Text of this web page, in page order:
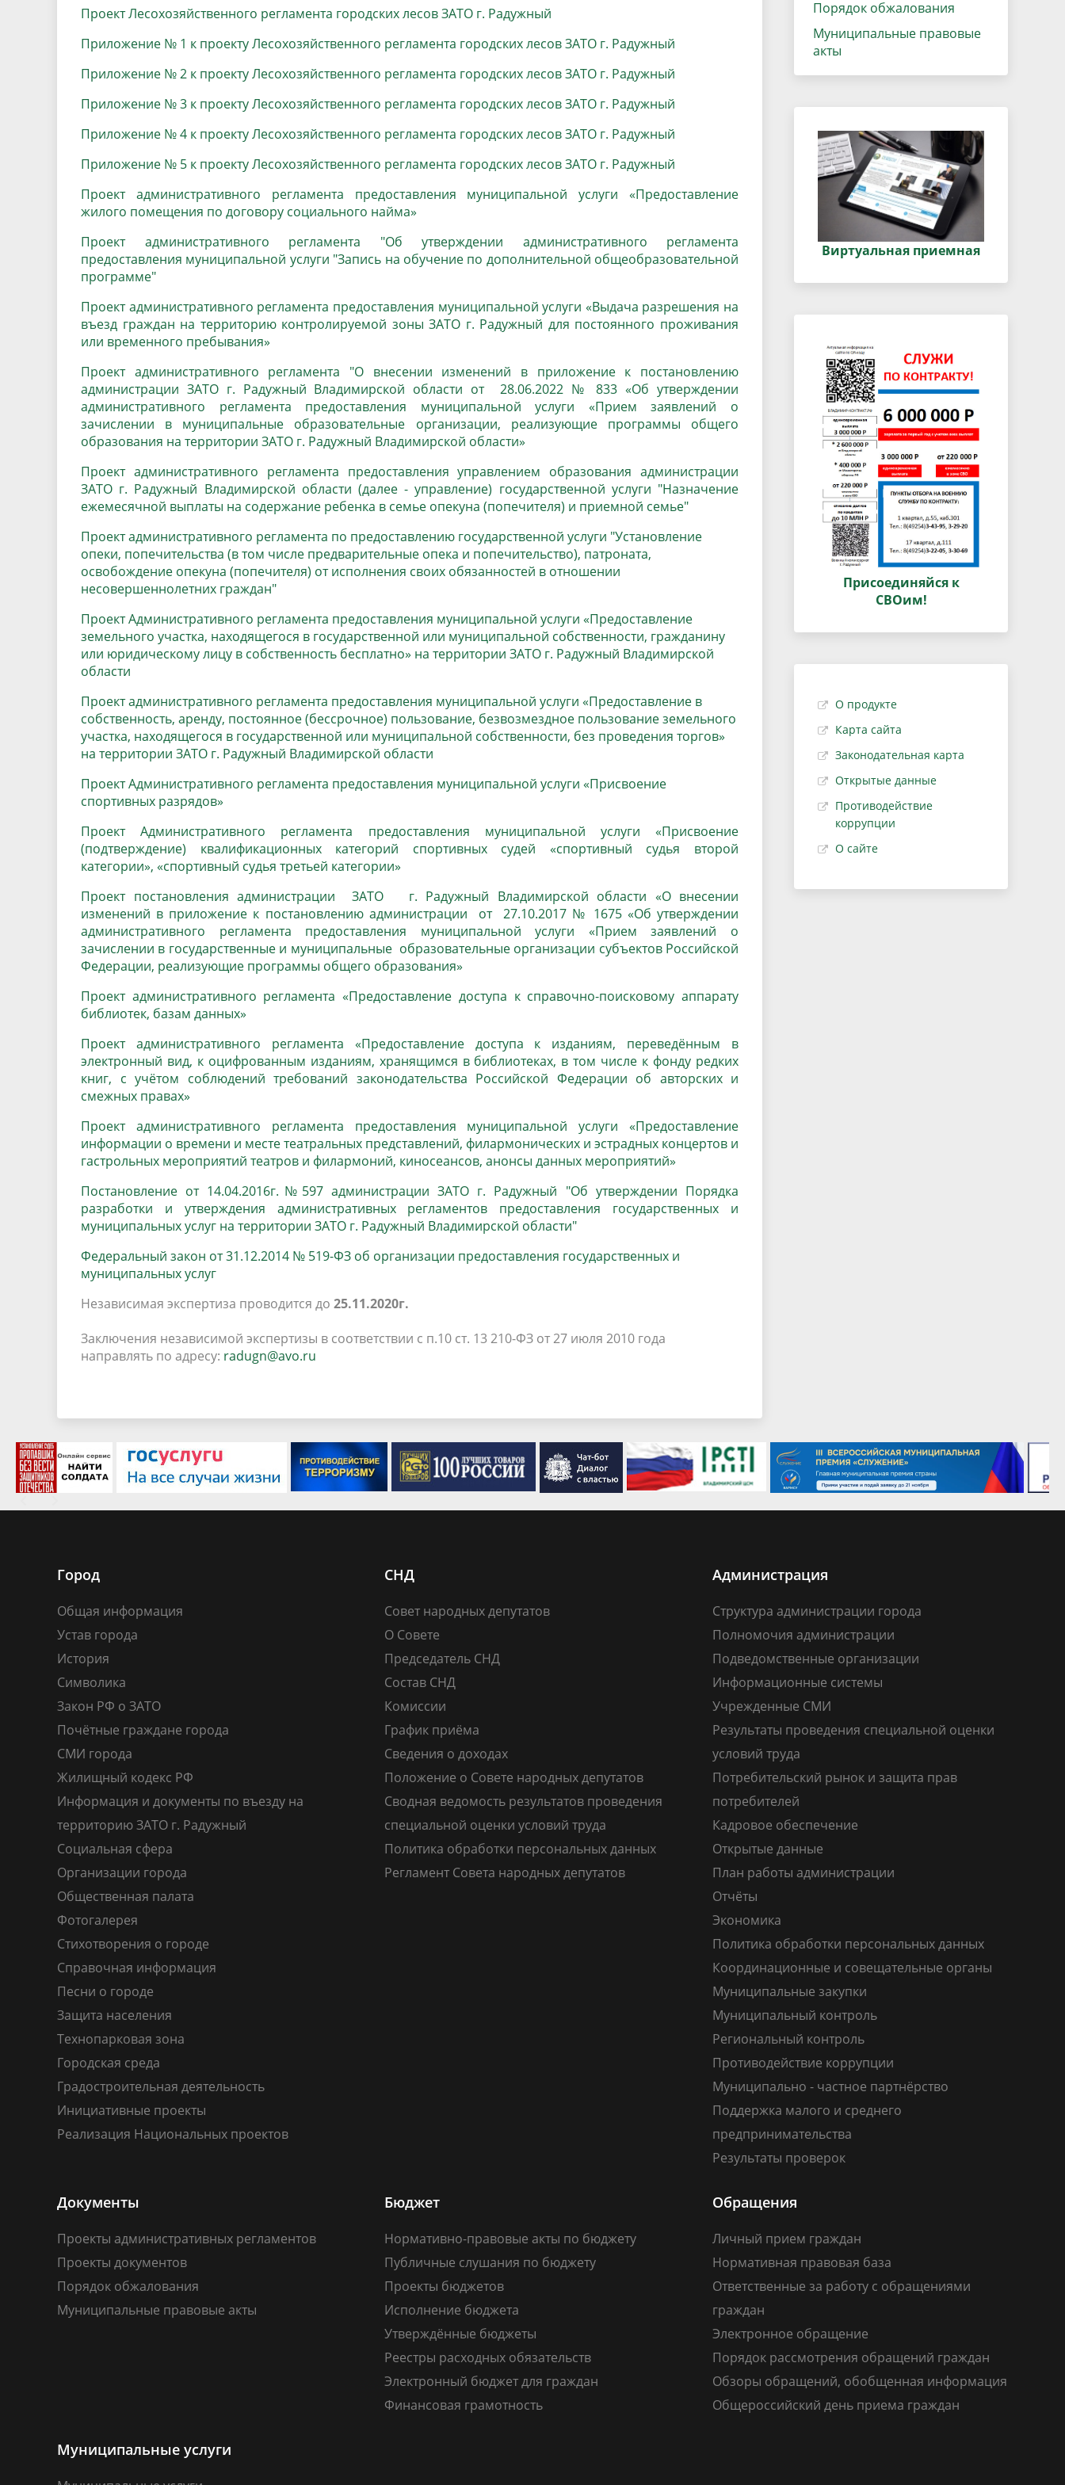
Песни о городе
Защита населения Технопарковая зона
Городская среда
Градостроительная деятельность
Инициативные проекты Реализация Национальных проектов
условий труда
Координационные и совещательные
Муниципальные закупки Муниципальный контроль
Региональный контроль
Противодействие коррупции
Муниципально - частное
Поддержка малого и среднего
Результаты проверок
Проект Лесохозяйственного регламента городских лесов ЗАТО г. Радужный
Приложение № 1 к проекту Лесохозяйственного регламента городских лесов ЗАТО г. Радужный
Приложение № 2 к проекту Лесохозяйственного регламента городских лесов ЗАТО г. Радужный
Приложение № 3 к проекту Лесохозяйственного регламента городских лесов ЗАТО г. Радужный
Приложение № 4 к проекту Лесохозяйственного регламента городских лесов ЗАТО г. Радужный
Приложение № 5 к проекту Лесохозяйственного регламента городских лесов ЗАТО г. Радужный
Проект административного регламента предоставления муниципальной услуги «Предоставление
жилого помещения по договору социального найма»
Проект административного регламента "Об утверждении административного регламента
предоставления муниципальной услуги "Запись на обучение по дополнительной общеобразовательной
программе"
Проект административного регламента предоставления муниципальной услуги «Выдача разрешения на
въезд граждан на территорию контролируемой зоны ЗАТО г. Радужный для постоянного проживания
или временного пребывания»
Проект административного регламента "О внесении изменений в приложение к постановлению
администрации ЗАТО г. Радужный Владимирской области от 28.06.2022 № 833 «Об утверждении
административного регламента предоставления муниципальной услуги «Прием заявлений о
зачислении в муниципальные образовательные организации, реализующие программы общего
образования на территории ЗАТО г. Радужный Владимирской области»
Проект административного регламента предоставления управлением образования администрации
ЗАТО г. Радужный Владимирской области (далее - управление) государственной услуги "Назначение
ежемесячной выплаты на содержание ребенка в семье опекуна (попечителя) и приемной семье"
Проект административного регламента по предоставлению государственной услуги "Установление
опеки, попечительства (в том числе предварительные опека и попечительство), патроната,
освобождение опекуна (попечителя) от исполнения своих обязанностей в отношении
несовершеннолетних граждан"
Проект Административного регламента предоставления муниципальной услуги «Предоставление
земельного участка, находящегося в государственной или муниципальной собственности, гражданину
или юридическому лицу в собственность бесплатно» на территории ЗАТО г. Радужный Владимирской
области
Проект административного регламента предоставления муниципальной услуги «Предоставление в
собственность, аренду, постоянное (бессрочное) пользование, безвозмездное пользование земельного
участка, находящегося в государственной или муниципальной собственности, без проведения торгов»
на территории ЗАТО г. Радужный Владимирской области
Проект Административного регламента предоставления муниципальной услуги «Присвоение
спортивных разрядов»
Проект Административного регламента предоставления муниципальной услуги «Присвоение
(подтверждение) квалификационных категорий спортивных судей «спортивный судья второй
категории», «спортивный судья третьей категории»
Проект постановления администрации ЗАТО г. Радужный Владимирской области «О внесении
изменений в приложение к постановлению администрации от 27.10.2017 № 1675 «Об утверждении
административного регламента предоставления муниципальной услуги «Прием заявлений о
зачислении в государственные и муниципальные образовательные организации субъектов Российской
Федерации, реализующие программы общего образования»
Проект административного регламента «Предоставление доступа к справочно-поисковому аппарату
библиотек, базам данных»
Проект административного регламента «Предоставление доступа к изданиям, переведённым в
электронный вид, к оцифрованным изданиям, хранящимся в библиотеках, в том числе к фонду редких
книг, с учётом соблюдений требований законодательства Российской Федерации об авторских и
смежных правах»
Проект административного регламента предоставления муниципальной услуги «Предоставление
информации о времени и месте театральных представлений, филармонических и эстрадных концертов и
гастрольных мероприятий театров и филармоний, киносеансов, анонсы данных мероприятий»
Постановление от 14.04.2016г.№597 администрации ЗАТО г. Радужный "Об утверждении Порядка
разработки и утверждения административных регламентов предоставления государственных и
муниципальных услуг на территории ЗАТО г. Радужный Владимирской области"
Федеральный закон от 31.12.2014 № 519-ФЗ об организации предоставления государственных и
муниципальных услуг
Независимая экспертиза проводится до 25.11.2020г.
Заключения независимой экспертизы в соответствии с п.10 ст. 13 210-ФЗ от 27 июля 2010 года
направлять по адресу: radugn@avo.ru
Порядок обжалования
Муниципальные правовые
акты
Виртуальная приемная
Присоединяйся к
СВОим!
О продукте
Карта сайта
Законодательная карта
Открытые данные
Противодействие
коррупции
О сайте
Город
Общая информация
Устав города
История
Символика
Закон РФ о ЗАТО
Почётные граждане города
СМИ города
Жилищный кодекс РФ
Информация и документы по въезду на
территорию ЗАТО г. Радужный
Социальная сфера
Организации города
Общественная палата
Фотогалерея
Стихотворения о городе
Справочная информация
Песни о городе
Защита населения
Технопарковая зона
Городская среда
Градостроительная деятельность
Инициативные проекты
Реализация Национальных проектов
СНД
Совет народных депутатов
О Совете
Председатель СНД
Состав СНД
Комиссии
График приёма
Сведения о доходах
Положение о Совете народных депутатов
Сводная ведомость результатов проведения
специальной оценки условий труда
Политика обработки персональных данных
Регламент Совета народных депутатов
Администрация
Структура администрации города
Полномочия администрации
Подведомственные организации
Информационные системы
Учрежденные СМИ
Результаты проведения специальной оценки
условий труда
Потребительский рынок и защита прав
потребителей
Кадровое обеспечение
Открытые данные
План работы администрации
Отчёты
Экономика
Политика обработки персональных данных
Координационные и совещательные органы
Муниципальные закупки
Муниципальный контроль
Региональный контроль
Противодействие коррупции
Муниципально - частное партнёрство
Поддержка малого и среднего
предпринимательства
Результаты проверок
Документы
Проекты административных регламентов
Проекты документов
Порядок обжалования
Муниципальные правовые акты
Бюджет
Нормативно-правовые акты по бюджету
Публичные слушания по бюджету
Проекты бюджетов
Исполнение бюджета
Утверждённые бюджеты
Реестры расходных обязательств
Электронный бюджет для граждан
Финансовая грамотность
Обращения
Личный прием граждан
Нормативная правовая база
Ответственные за работу с обращениями
граждан
Электронное обращение
Порядок рассмотрения обращений граждан
Обзоры обращений, обобщенная информация
Общероссийский день приема граждан
Муниципальные услуги